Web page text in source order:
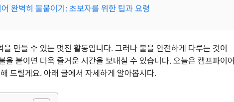
완벽히 불붙이기: 초보자를 위한 팁과 요령
만들 수 있는 멋진 활동입니다. 그러나 불을 안전하게 다루는 것이
을 붙이면 더욱 즐거운 시간을 보내실 수 있습니다. 오늘은 캠프파이어
드릴게요. 아래 글에서 자세하게 알아봅시다.